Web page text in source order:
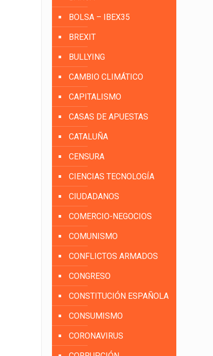
BOLSA – IBEX35
BREXIT
BULLYING
CAMBIO CLIMÁTICO
CAPITALISMO
CASAS DE APUESTAS
CATALUÑA
CENSURA
CIENCIAS TECNOLOGÍA
CIUDADANOS
COMERCIO-NEGOCIOS
COMUNISMO
CONFLICTOS ARMADOS
CONGRESO
CONSTITUCIÓN ESPAÑOLA
CONSUMISMO
CORONAVIRUS